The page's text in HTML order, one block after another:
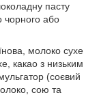
пасту
чорного або
молоко сухе
какао з низьким
(соєвий
сою та